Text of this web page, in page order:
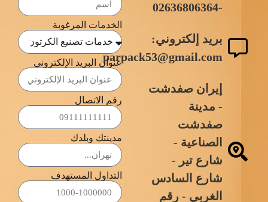
-02636806364
بريد إلكتروني:
parpack53@gmail.com
إيران صفدشت
- مدينة
صفدشت
الصناعية -
شارع تير -
شارع السادس
الغربي - رقم
الخدمات المرغوبة
عنوان البريد الإلكتروني
رقم الاتصال
مدينتك وبلدك
التداول المستهدف